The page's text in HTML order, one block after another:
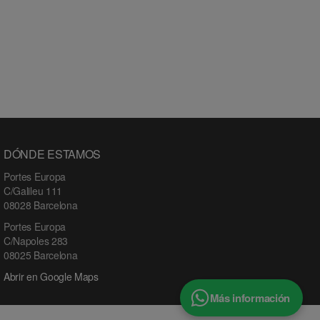
DÓNDE ESTAMOS
Portes Europa
C/Galileu 111
08028 Barcelona
Portes Europa
C/Napoles 283
08025 Barcelona
Abrir en Google Maps
Más información